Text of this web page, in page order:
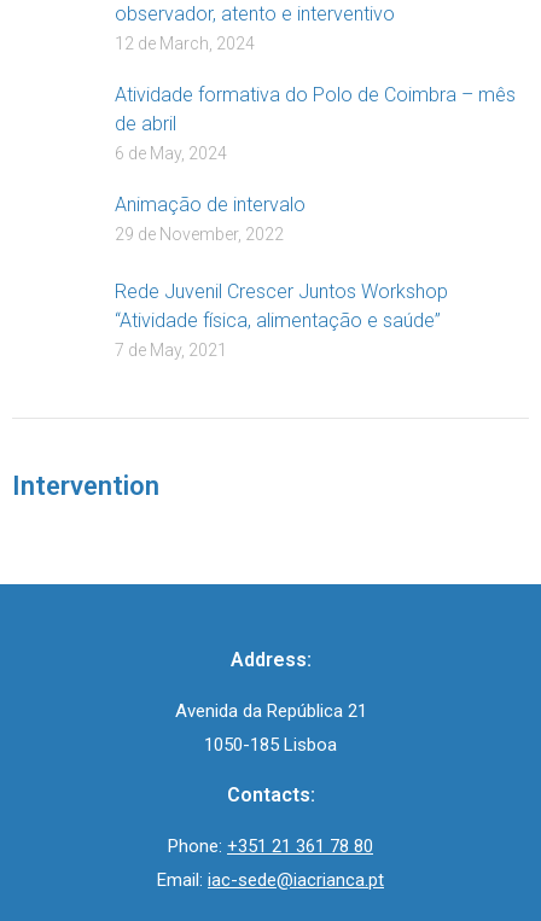
observador, atento e interventivo
12 de March, 2024
Atividade formativa do Polo de Coimbra – mês
de abril
6 de May, 2024
Animação de intervalo
29 de November, 2022
Rede Juvenil Crescer Juntos Workshop
“Atividade física, alimentação e saúde”
7 de May, 2021
Intervention
Address:
Avenida da República 21
1050-185 Lisboa
Contacts:
Phone: +351 21 361 78 80
Email: iac-sede@iacrianca.pt